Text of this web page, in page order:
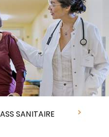
SANITAIRE